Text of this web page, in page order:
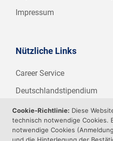
Impressum
Nützliche Links
Career Service
Deutschlandstipendium
WHZ Firmenstipendium
Weitere Angebote der WHZ
Cookie-Richtlinie: Diese
technisch notwendige Cookies.
notwendige Cookies